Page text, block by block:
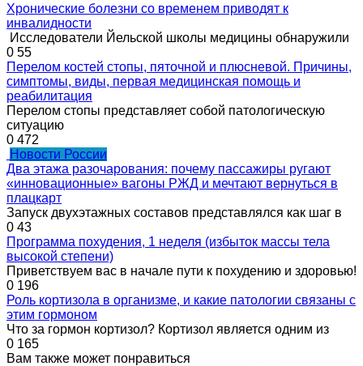
Хронические болезни со временем приводят к
инвалидности
Исследователи Йельской школы медицины обнаружили
0 55
Перелом костей стопы, пяточной и плюсневой. Причины,
симптомы, виды, первая медицинская помощь и
реабилитация
Перелом стопы представляет собой патологическую
ситуацию
0 472
Новости России
Два этажа разочарования: почему пассажиры ругают
«инновационные» вагоны РЖД и мечтают вернуться в
плацкарт
Запуск двухэтажных составов представлялся как шаг в
0 43
Программа похудения, 1 неделя (избыток массы тела
высокой степени)
Приветствуем вас в начале пути к похудению и здоровью!
0 196
Роль кортизола в организме, и какие патологии связаны с
этим гормоном
Что за гормон кортизол? Кортизол является одним из
0 165
Вам также может понравиться